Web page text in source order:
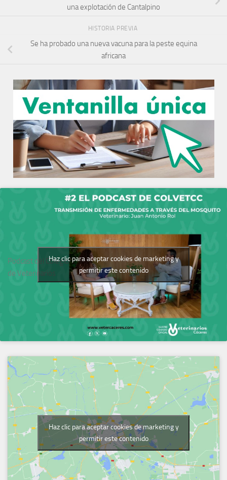
una explotación de Cantalpino
HISTORIA PREVIA
Se ha probado una nueva vacuna para la peste equina
africana
Podcast del Colegio
de Veterinarios
Haz clic para aceptar cookies de marketing y
permitir este contenido
Haz clic para aceptar cookies de marketing y
permitir este contenido